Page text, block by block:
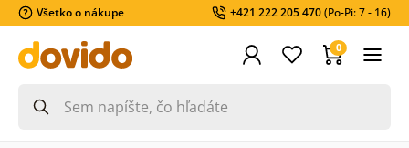
Všetko o nákupe +421 222 205 470(Po-Pi: 7 - 16)
0